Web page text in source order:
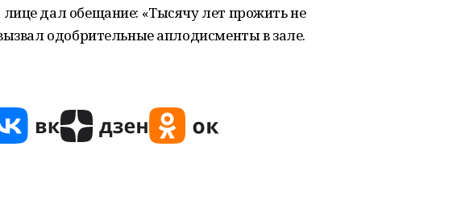
дал обещание: «Тысячу лет прожить не
одобрительные аплодисменты в зале.